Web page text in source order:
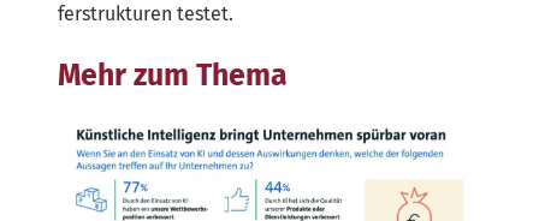
fer­struk­tu­ren testet.
Mehr zum Thema